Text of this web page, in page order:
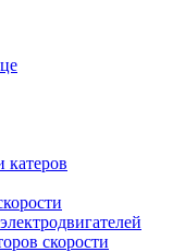
катеров
скорости